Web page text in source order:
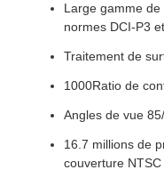
Large gamme
normes DCI-P3
Traitement de
1000Ratio de
Angles de vue
16.7 millions de
couverture NTSC